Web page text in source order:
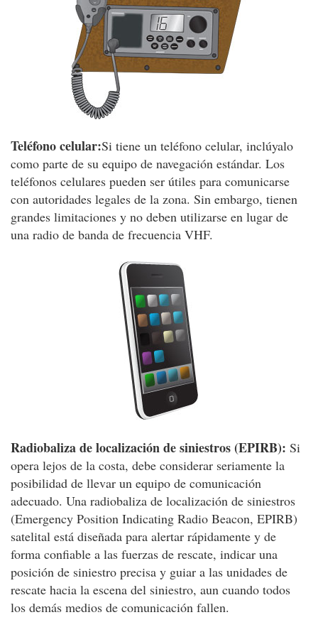
Teléfono celular:Si tiene un teléfono celular, inclúyalo
como parte de su equipo de navegación estándar. Los
teléfonos celulares pueden ser útiles para comunicarse
con autoridades legales de la zona. Sin embargo, tienen
grandes limitaciones y no deben utilizarse en lugar de
una radio de banda de frecuencia VHF.
Radiobaliza de localización de siniestros (EPIRB): Si
opera lejos de la costa, debe considerar seriamente la
posibilidad de llevar un equipo de comunicación
adecuado. Una radiobaliza de localización de siniestros
(Emergency Position Indicating Radio Beacon, EPIRB)
satelital está diseñada para alertar rápidamente y de
forma confiable a las fuerzas de rescate, indicar una
posición de siniestro precisa y guiar a las unidades de
rescate hacia la escena del siniestro, aun cuando todos
los demás medios de comunicación fallen.